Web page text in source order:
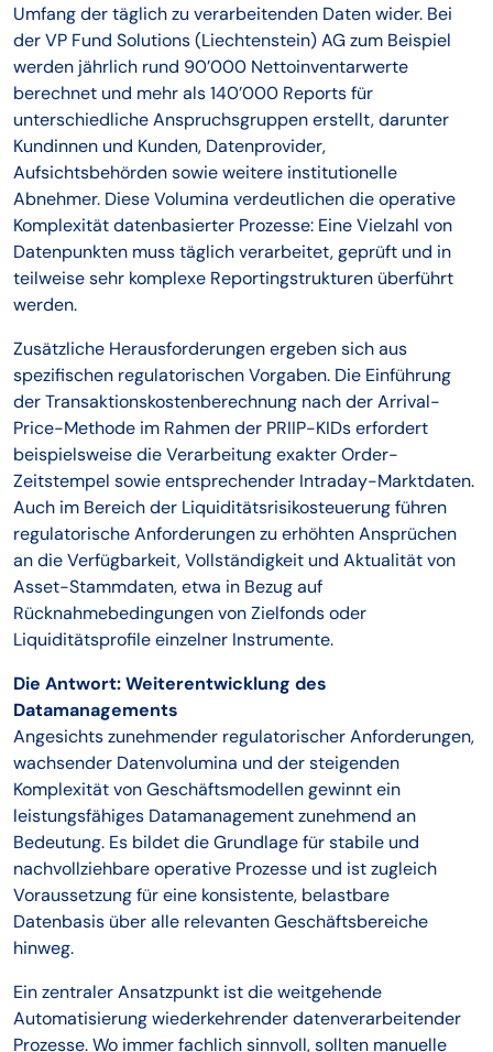
Umfang der täglich zu verarbeitenden Daten wider. Bei
der VP Fund Solutions (Liechtenstein) AG zum Beispiel
werden jährlich rund 90’000 Nettoinventarwerte
berechnet und mehr als 140’000 Reports für
unterschiedliche Anspruchsgruppen erstellt, darunter
Kundinnen und Kunden, Datenprovider,
Aufsichtsbehörden sowie weitere institutionelle
Abnehmer. Diese Volumina verdeutlichen die operative
Komplexität datenbasierter Prozesse: Eine Vielzahl von
Datenpunkten muss täglich verarbeitet, geprüft und in
teilweise sehr komplexe Reportingstrukturen überführt
werden.
Zusätzliche Herausforderungen ergeben sich aus
spezifischen regulatorischen Vorgaben. Die Einführung
der Transaktionskostenberechnung nach der Arrival-
Price-Methode im Rahmen der PRIIP-KIDs erfordert
beispielsweise die Verarbeitung exakter Order-
Zeitstempel sowie entsprechender Intraday-Marktdaten.
Auch im Bereich der Liquiditätsrisikosteuerung führen
regulatorische Anforderungen zu erhöhten Ansprüchen
an die Verfügbarkeit, Vollständigkeit und Aktualität von
Asset-Stammdaten, etwa in Bezug auf
Rücknahmebedingungen von Zielfonds oder
Liquiditätsprofile einzelner Instrumente.
Die Antwort: Weiterentwicklung des
Datamanagements
Angesichts zunehmender regulatorischer Anforderungen,
wachsender Datenvolumina und der steigenden
Komplexität von Geschäftsmodellen gewinnt ein
leistungsfähiges Datamanagement zunehmend an
Bedeutung. Es bildet die Grundlage für stabile und
nachvollziehbare operative Prozesse und ist zugleich
Voraussetzung für eine konsistente, belastbare
Datenbasis über alle relevanten Geschäftsbereiche
hinweg.
Ein zentraler Ansatzpunkt ist die weitgehende
Automatisierung wiederkehrender datenverarbeitender
Prozesse. Wo immer fachlich sinnvoll, sollten manuelle